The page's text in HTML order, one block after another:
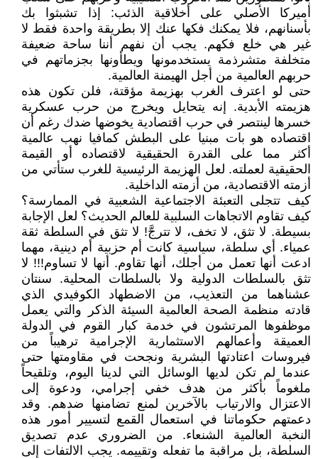
أميركا الأصلي على أخلاقية الذئب: إذا تشبثوا بك
بأسنانهم، فلا يمكنك فكها عنك إلا بطريقة واحدة فقط لا
غير هي خلع فكهم. يجب أن نفهم أننا ساحة ضعيفة
متخلفة متشرذمة يستخدمونها ويطأونها بجزماتهم في
حربهم العالمية من أجل الهيمنة العالمية.
حتى لو اعترف الغرب بهزيمة مؤقتة، فلن تكون هذه
هزيمته الأبدية. إنه يتحايل ويخرج من حرب عسكرية
خسرها لينتصر في حرب اقتصادية يخوضها ضدك رغم أن
اقتصاده هو بات مبنيا على البطش كمافيا نهب عالمية
أكثر مما على القدرة الحقيقية لاقتصاده أو القيمة
الحقيقية لعملته. لعل الهزيمة الرئيسية للغرب ستأتي من
أزمته الاقتصادية، من أزمته الداخلية.
كيف تتجلى التعبئة الاجتماعية الشعبية في الممارسة؟
كيف تقاوم الاتجاهات السلبية للعالم الحديث؟ لعل الإجابة
بسيطة. لا تثق، لا تخف، لا تترجَّ! لا تثق في السلطة ثقة
عمياء. أي سلطة، سياسية كانت أم حزبية أم دينية، مهما
ادعت أنها تعمل من أجلك، أنها تقاوم. أنها لا تساوم!!! لا
تثق بالسلطات الدولية ولا بالسلطات المحلية. سنتان
عشناهما من التعذيب، من الاضطهاد الكوفيدي الذي
قادته منظمة الصحة العالمية السيئة الذكر والتي يعمل
موظفوها المرتشون في خدمة كبار القوم في الدولة
العميقة وأعمالهم الاستثمارية الإجرامية ترهيباً من
فيروسات اعتادتها البشرية ونجحت في مقاومتها حتى
عندما لم تكن لديها الوسائل التي لدينا اليوم، وتلقيحاً
ملغوماً بأكثر من هدف خفي إجرامي، ودعوة إلى
الاعتزال والارتياب بالآخرين لمنع تضامنها ضدهم. وقد
دعمتهم حكوماتنا في استعمال القمع لتسيير أمور هذه
النخبة العالمية الشنعاء. من الضروري عدم تصديق
السلطة، بل مراقبة ما تفعله وتقييمه. يجب الالتفات إلى